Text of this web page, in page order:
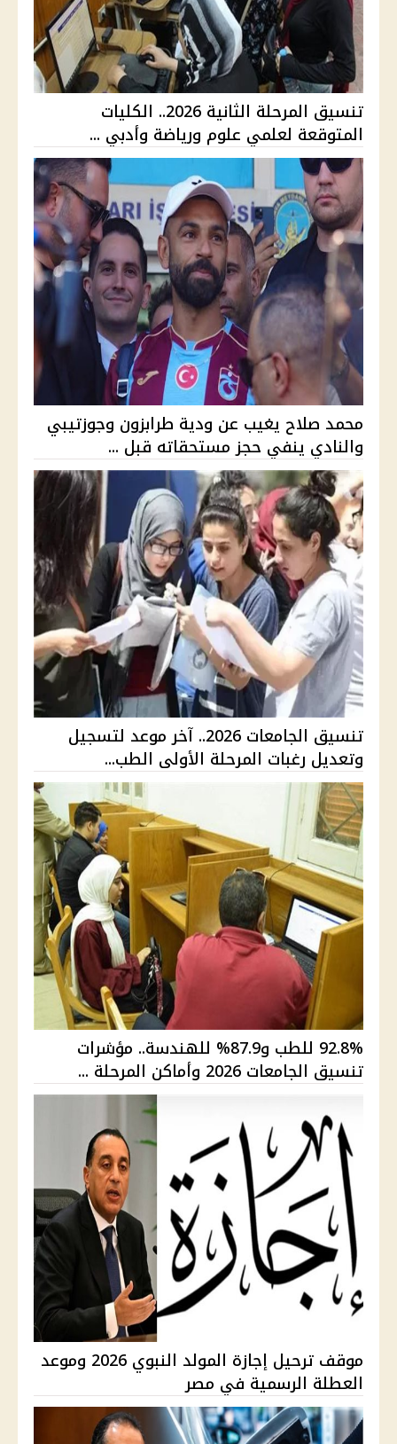
تنسيق المرحلة الثانية 2026.. الكليات
المتوقعة لعلمي علوم ورياضة وأدبي ...
محمد صلاح يغيب عن ودية طرابزون وجوزتيبي
والنادي ينفي حجز مستحقاته قبل ...
تنسيق الجامعات 2026.. آخر موعد لتسجيل
وتعديل رغبات المرحلة الأولى الطب...
92.8% للطب و87.9% للهندسة.. مؤشرات
تنسيق الجامعات 2026 وأماكن المرحلة ...
موقف ترحيل إجازة المولد النبوي 2026 وموعد
العطلة الرسمية في مصر